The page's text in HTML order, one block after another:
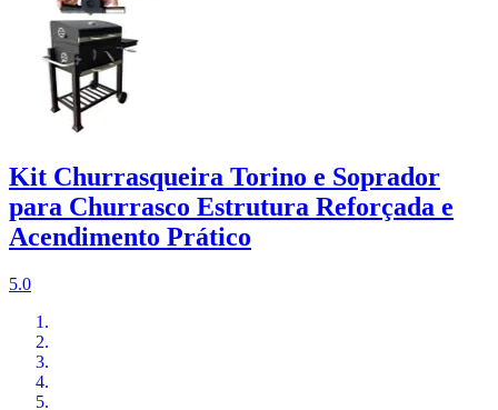
Kit Churrasqueira Torino e Soprador
para Churrasco Estrutura Reforçada e
Acendimento Prático
5.0